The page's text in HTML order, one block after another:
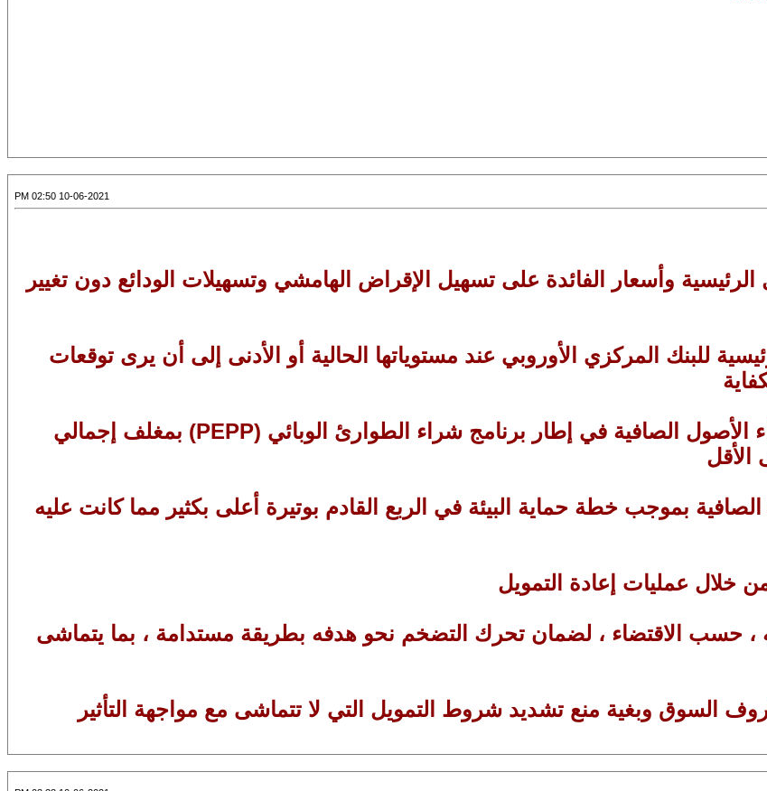
10-06-2021 02:50 PM
وأسعار الفائدة على تسهيل الإقراض الهامشي وتسهيلات الودائع دون تغيير
للبنك المركزي الأوروبي عند مستوياتها الحالية أو الأدنى إلى أن يرى توقعات
3- سيستمر مجلس الإدارة في إجراء عمليات شراء الأصول الصافية في إطار برنامج شراء الطوارئ الوبائي (PEPP) بمغلف إجمالي
بموجب خطة حماية البيئة في الربع القادم بوتيرة أعلى بكثير مما كانت عليه
، حسب الاقتضاء ، لضمان تحرك التضخم نحو هدفه بطريقة مستدامة ، بما يتماشى
السوق وبغية منع تشديد شروط التمويل التي لا تتماشى مع مواجهة التأثير